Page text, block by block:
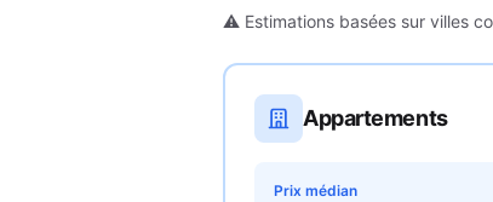
⚠️ Estimations basées sur villes
Appartements
Prix médian